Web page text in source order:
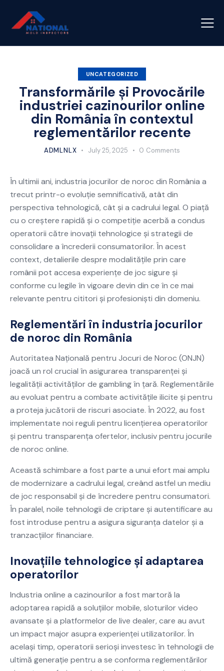
UNCATEGORIZED
Transformările și Provocările
industriei cazinourilor online
din România în contextul
reglementărilor recente
ADMLNLX July 25, 2025 0 Comments
În ultimii ani, industria jocurilor de noroc din România a
trecut printr-o evoluție semnificativă, atât din
perspectiva tehnologică, cât și a cadrului legal. O piață
cu o creștere rapidă și o competiție acerbă a condus
operatorii către inovații tehnologice și strategii de
consolidare a încrederii consumatorilor. În acest
context, detalierile despre modalitățile prin care
românii pot accesa experiențe de joc sigure și
conforme cu legile în vigoare devin din ce în ce mai
relevante pentru cititori și profesioniști din domeniu.
Reglementări în industria jocurilor
de noroc din România
Autoritatea Națională pentru Jocuri de Noroc (ONJN)
joacă un rol crucial în asigurarea transparenței și
legalității activităților de gambling în țară. Reglementările
au evoluat pentru a combate activitățile ilicite și pentru
a proteja jucătorii de riscuri asociate. În 2022, au fost
implementate noi reguli pentru licențierea operatorilor
și pentru transparența ofertelor, inclusiv pentru jocurile
de noroc online.
Această schimbare a fost parte a unui efort mai amplu
de modernizare a cadrului legal, creând astfel un mediu
de joc responsabil și de încredere pentru consumatori.
În paralel, noile tehnologii de criptare și autentificare au
fost introduse pentru a asigura siguranța datelor și a
tranzacțiilor financiare.
Inovațiile tehnologice și adaptarea
operatorilor
Industria online a cazinourilor a fost martoră la
adoptarea rapidă a soluțiilor mobile, sloturilor video
avansate și a platformelor de live dealer, care au avut
un impact major asupra experienței utilizatorilor. În
același timp, operatorii serioși investesc în tehnologii de
ultimă generație pentru a se conforma reglementărilor